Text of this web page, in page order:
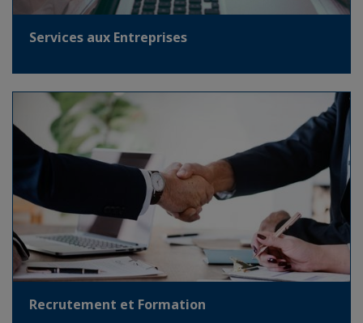
Services aux Entreprises
Recrutement et Formation